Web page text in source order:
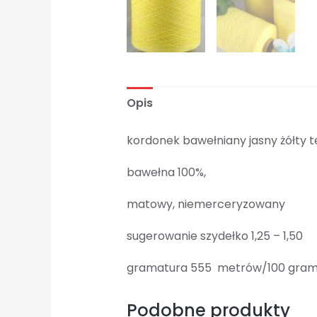
Opis
kordonek bawełniany jasny żółty
bawełna 100%,
matowy, niemerceryzowany
sugerowanie szydełko 1,25 – 1,50
gramatura 555 metrów/100 gram
Podobne produkty